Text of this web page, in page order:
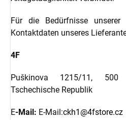
Für die Bedürfnisse
Kontaktdaten unseres
4F
Puškinova 1215/11,
Tschechische Republik
E-Mail: E-Mail:ckh1@4fstore.cz